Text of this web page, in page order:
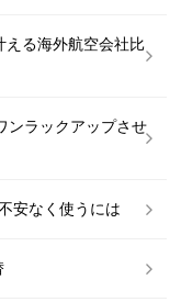
える海外航空会社比
ンラックアップさせ
安なく使うには